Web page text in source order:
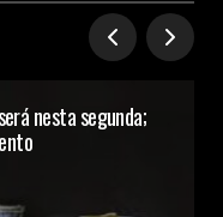
nesta segunda;